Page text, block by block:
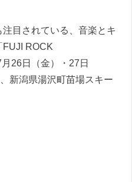
目されている、音楽とキ
FUJI ROCK
26日（金）・27日
新潟県湯沢町苗場スキー